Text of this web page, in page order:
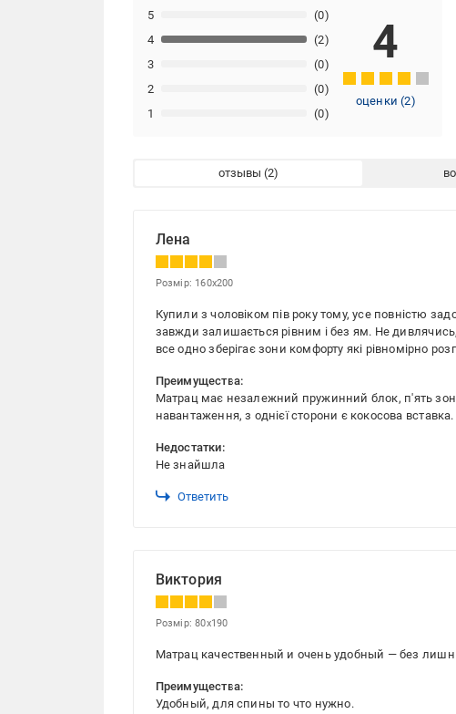
1 (0)
2 (0)
3 (0)
4 (2)
5 (0)
4
оценки(2)
отзывы
Лена
Розмір: 160x200
Купили з чоловіком пів року тому, усе повністю
завжди залишається рівним і без ям. Не
все одно зберігає зони комфорту які рівномірно
Преимущества:
Матрац має незалежний пружинний блок, п'ять зон
навантаження, з однієї сторони є кокосова вставка.
Недостатки:
Не знайшла
Ответить
Виктория
Розмір: 80x190
Матрац качественный и очень удобный — без
Преимущества:
Удобный, для спины то что нужно.